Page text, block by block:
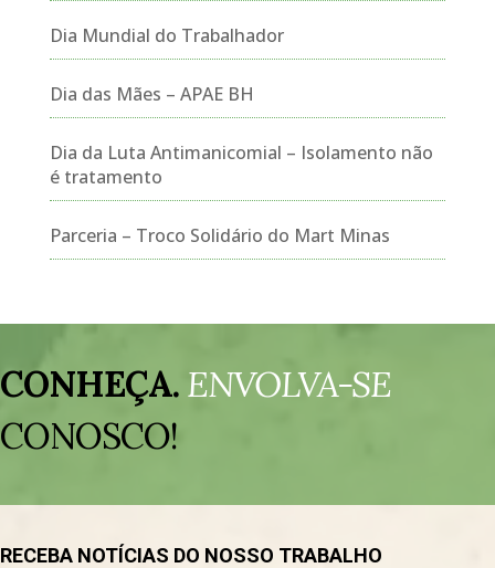
Dia Mundial do Trabalhador
Dia das Mães – APAE BH
Dia da Luta Antimanicomial – Isolamento não
é tratamento
Parceria – Troco Solidário do Mart Minas
de
vídeo
CONHEÇA.ENVOLVA-SE
CONOSCO!
RECEBA NOTÍCIAS DO NOSSO TRABALHO